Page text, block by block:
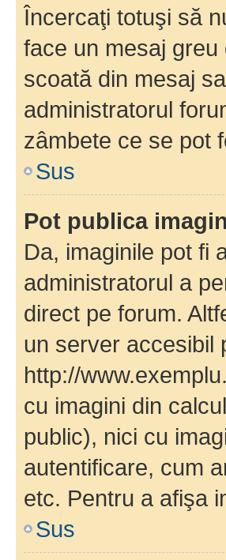
Încercaţi totuşi să
face un mesaj
scoată din mesaj
administratorul
zâmbete ce se pot
Sus
Pot publica
Da, imaginile pot fi
administratorul a
direct pe forum.
un server accesibil
http://
cu imagini din
public), nici cu
autentificare, cum
etc. Pentru a afişa
Sus